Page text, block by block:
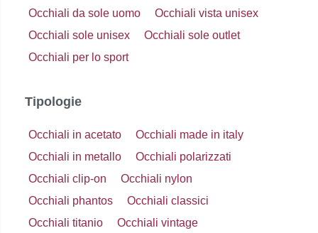
Occhiali da sole uomo
Occhiali vista unisex
Occhiali sole unisex
Occhiali sole outlet
Occhiali per lo sport
Tipologie
Occhiali in acetato
Occhiali made in italy
Occhiali in metallo
Occhiali polarizzati
Occhiali clip-on
Occhiali nylon
Occhiali phantos
Occhiali classici
Occhiali titanio
Occhiali vintage